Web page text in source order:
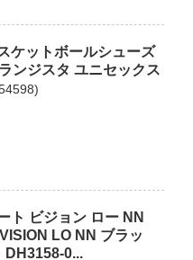
ケットボールシューズ
ンジスタ ユニセックス
)
ト ビジョン ロー NN
LO NN ブラッ
DH3158-0...